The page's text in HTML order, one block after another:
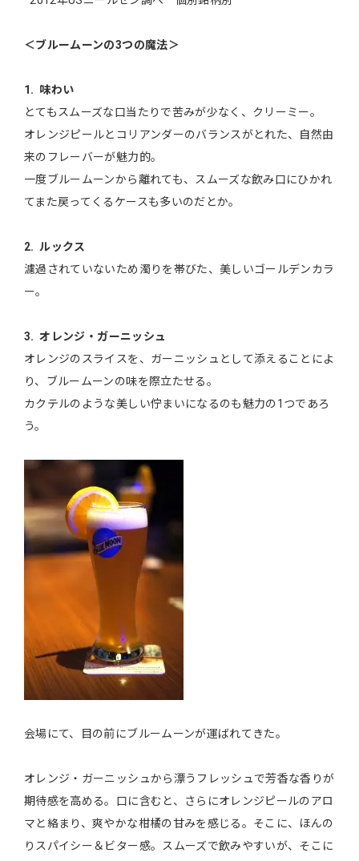
＜ブルームーンの3つの魔法＞
1. 味わい
とてもスムーズな口当たりで苦みが少なく、クリーミー。
オレンジピールとコリアンダーのバランスがとれた、自然由
来のフレーバーが魅力的。
一度ブルームーンから離れても、スムーズな飲み口にひかれ
てまた戻ってくるケースも多いのだとか。
2. ルックス
濾過されていないため濁りを帯びた、美しいゴールデンカラ
ー。
3. オレンジ・ガーニッシュ
オレンジのスライスを、ガーニッシュとして添えることによ
り、ブルームーンの味を際立たせる。
カクテルのような美しい佇まいになるのも魅力の1つであろ
う。
会場にて、目の前にブルームーンが運ばれてきた。
オレンジ・ガーニッシュから漂うフレッシュで芳香な香りが
期待感を高める。口に含むと、さらにオレンジピールのアロ
マと絡まり、爽やかな柑橘の甘みを感じる。そこに、ほんの
りスパイシー＆ビター感。スムーズで飲みやすいが、そこに